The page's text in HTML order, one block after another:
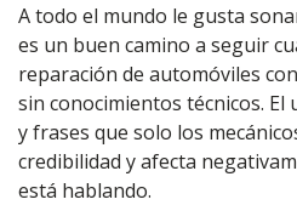
A todo el mundo le gusta
es un buen camino a seguir
reparación de automóviles
sin conocimientos técnicos.
y frases que solo los
credibilidad y afecta
está hablando.